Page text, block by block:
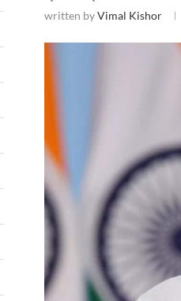
written byVimal Kishor